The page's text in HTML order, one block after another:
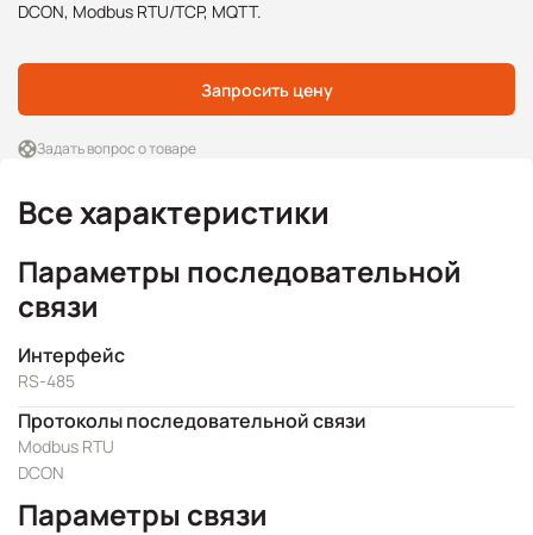
DCON, Modbus RTU/TCP, MQTT.
Запросить цену
Задать вопрос о товаре
Все характеристики
Параметры последовательной
связи
Интерфейс
RS-485
Протоколы последовательной связи
Modbus RTU
DCON
Параметры связи